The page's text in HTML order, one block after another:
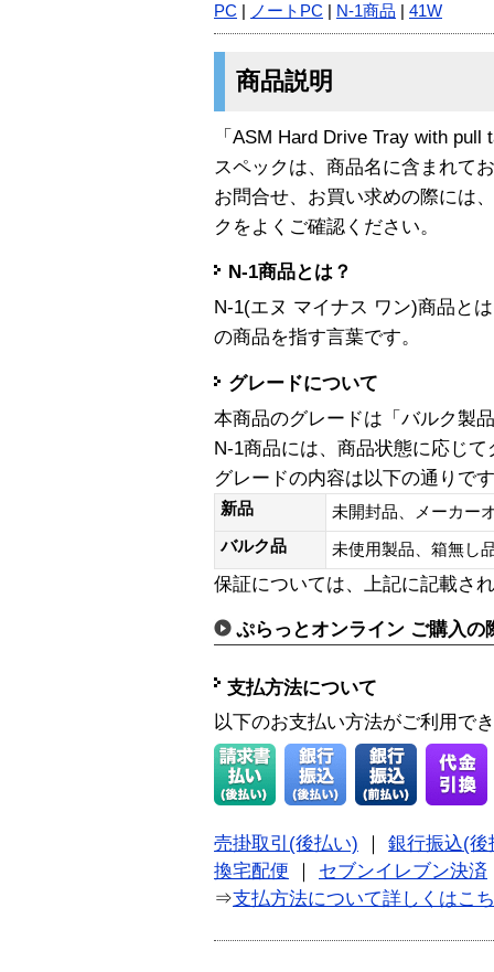
PC ノートPC N-1商品 41W
商品説明
「ASM Hard Drive Tray with
スペックは、商品名に含まれて
お問合せ、お買い求めの際には
クをよくご確認ください。
N-1商品とは？
N-1(エヌ マイナス ワン)商品と
の商品を指す言葉です。
グレードについて
本商品のグレードは「バルク製
N-1商品には、商品状態に応じ
グレードの内容は以下の通りで
新品
未開封品、メーカー
バルク品
未使用製品、箱無
保証については、上記に記載さ
ぷらっとオンライン ご購入の
支払方法について
以下のお支払い方法がご利用で
売掛取引(後払い)
銀行振込(後
換宅配便
セブンイレブン決済
⇒支払方法について詳しくはこ